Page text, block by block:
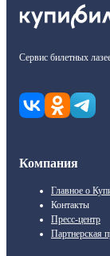
Сервис билетных
Компания
Главное о
Контакты
Пресс-центр
Партнерская